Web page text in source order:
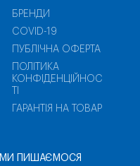
БРЕНДИ
COVID-19
ПУБЛІЧНА ОФЕРТА
ПОЛІТИКА
КОНФІДЕНЦІЙНОС
ГАРАНТІЯ НА ТОВАР
МИ ПИШАЄМОСЯ